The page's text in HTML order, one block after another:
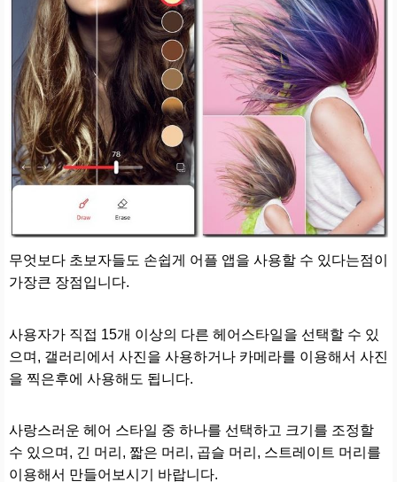
무엇보다 초보자들도 손쉽게 어플 앱을 사용할 수 있다는점이
가장큰 장점입니다.
사용자가 직접 15개 이상의 다른 헤어스타일을 선택할 수 있
으며, 갤러리에서 사진을 사용하거나 카메라를 이용해서 사진
을 찍은후에 사용해도 됩니다.
사랑스러운 헤어 스타일 중 하나를 선택하고 크기를 조정할
수 있으며, 긴 머리, 짧은 머리, 곱슬 머리, 스트레이트 머리를
이용해서 만들어보시기 바랍니다.